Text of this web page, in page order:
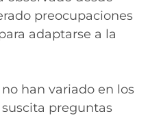
preocupaciones
adaptarse a la
han variado en los
preguntas